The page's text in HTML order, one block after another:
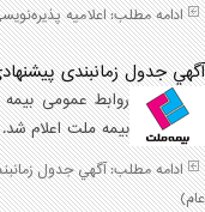
ادامه مطلب: اعلامیه
آگهي جدول زمانبندی
روابط عمومی
بیمه ملت اعلام شد.
ادامه مطلب: آگهي جدول
عام)